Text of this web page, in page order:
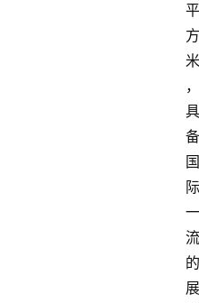
平
方
米
，
具
备
国
际
一
流
的
展